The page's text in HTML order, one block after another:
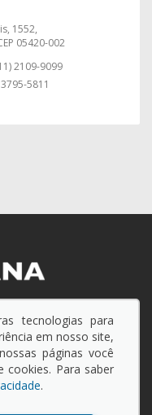
1552,
05420-002
2109-9099
5811
tecnologias para
em nosso site,
páginas você
Para saber
.